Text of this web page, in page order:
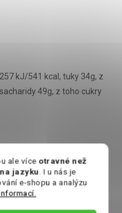
ale více otravné než
jazyku. I u nás je
e-shopu a analýzu
kJ/541 kcal, tuky 34g, z
49g, z toho cukry
15, 78532